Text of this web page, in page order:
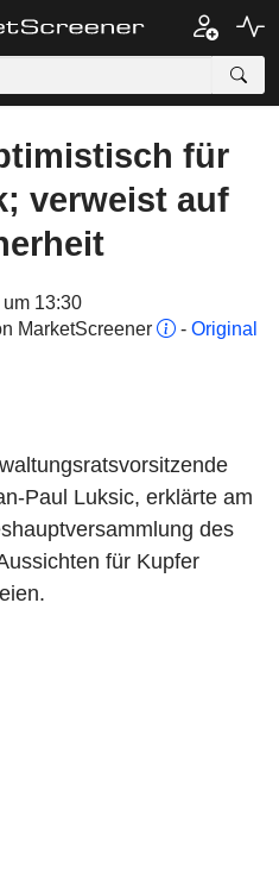
für
verweist auf
13:30
MarketScreener
- Original
Paul Luksic, erklärte am
des
für Kupfer